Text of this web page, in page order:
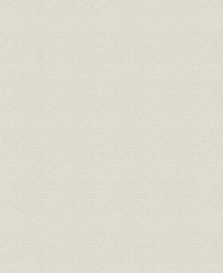
[2] 上げ潮に乗った営業陣
[3] 三十周年へチームプレー
第4章 制作革命「ホームラン」 ハイライト(平成3~4年)
[1] スポーツ報知のカラー元年
[2] 表組みにも滅法強い
[3] ワープロ・ネットワークの構築
[4] 発送管理もオンライン化
[5] 報印の使命は報知と一体
第5章 木版手刷りの創刊号 ハイライト(明治5~18年)
[1] 郵便報知新聞の創刊
[2] 自由民権運動の先駆として
[3] 西南の役、第一線から現地報道
[4] 大隈重信と報知の提携